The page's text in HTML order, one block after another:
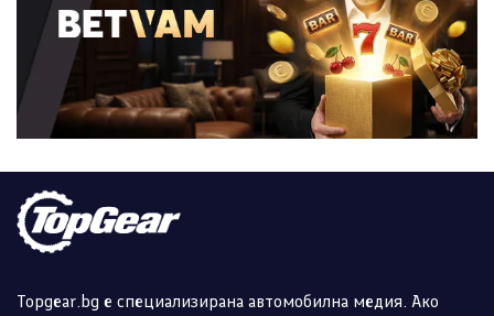
Topgear.bg е специализирана автомобилна медия. Ако